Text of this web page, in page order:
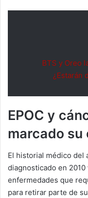
BTS y Oreo
¿Estarán
EPOC y
marcado su
El historial médico del
diagnosticado en
enfermedades que
para retirar parte de